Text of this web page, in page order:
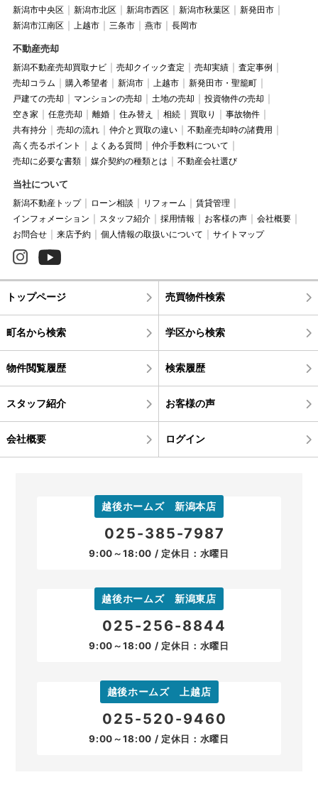
新潟市中央区
新潟市北区 新潟市西区 新潟市秋葉区
新発田市
新潟市江南区
上越市 三条市 燕市 長岡市
不動産売却
新潟不動産売却買取ナビ 売却クイック査定 売却実績
査定事例
売却コラム
購入希望者 新潟市 上越市
新発田市・聖籠町
戸建ての売却
マンションの売却 土地の売却
投資物件の売却
空き家
任意売却 離婚 住み替え 相続 買取り
事故物件
共有持分
売却の流れ 仲介と買取の違い
不動産売却時の諸費用
高く売るポイント
よくある質問
仲介手数料について
売却に必要な書類
媒介契約の種類とは 不動産会社選び
当社について
新潟不動産トップ ローン相談 リフォーム
賃貸管理
インフォメーション
スタッフ紹介 採用情報 お客様の声
会社概要
お問合せ
来店予約 個人情報の取扱いについて サイトマップ
トップページ 売買物件検索
町名から検索 学区から検索
物件閲覧履歴 検索履歴
スタッフ紹介 お客様の声
会社概要 ログイン
越後ホームズ 新潟本店
025-385-7987
9:00～18:00 / 定休日：水曜日
越後ホームズ 新潟東店
025-256-8844
9:00～18:00 / 定休日：水曜日
越後ホームズ 上越店
025-520-9460
9:00～18:00 / 定休日：水曜日